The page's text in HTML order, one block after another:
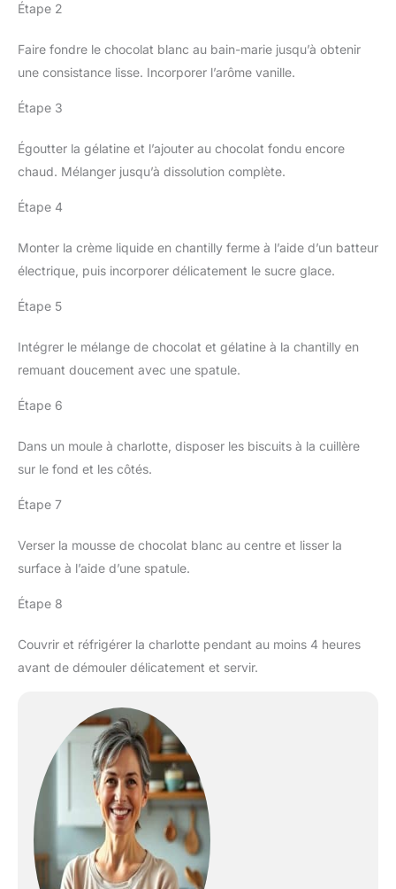
Étape 2
Faire fondre le chocolat blanc au bain-marie jusqu’à obtenir
une consistance lisse. Incorporer l’arôme vanille.
Étape 3
Égoutter la gélatine et l’ajouter au chocolat fondu encore
chaud. Mélanger jusqu’à dissolution complète.
Étape 4
Monter la crème liquide en chantilly ferme à l’aide d’un batteur
électrique, puis incorporer délicatement le sucre glace.
Étape 5
Intégrer le mélange de chocolat et gélatine à la chantilly en
remuant doucement avec une spatule.
Étape 6
Dans un moule à charlotte, disposer les biscuits à la cuillère
sur le fond et les côtés.
Étape 7
Verser la mousse de chocolat blanc au centre et lisser la
surface à l’aide d’une spatule.
Étape 8
Couvrir et réfrigérer la charlotte pendant au moins 4 heures
avant de démouler délicatement et servir.